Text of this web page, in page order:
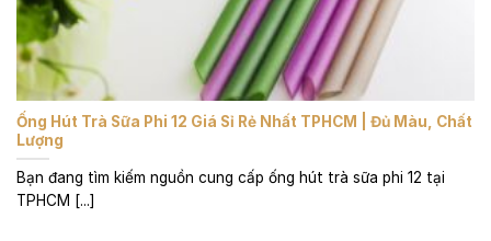
Ống Hút Trà Sữa Phi 12 Giá Sỉ Rẻ Nhất TPHCM | Đủ Màu, Chất
Lượng
Bạn đang tìm kiếm nguồn cung cấp ống hút trà sữa phi 12 tại
TPHCM [...]